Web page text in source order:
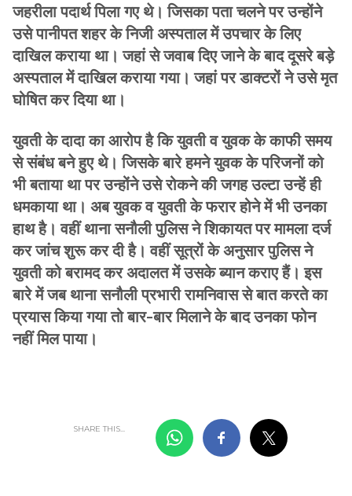
जहरीला पदार्थ पिला गए थे। जिसका पता चलने पर उन्होंने
उसे पानीपत शहर के निजी अस्पताल में उपचार के लिए
दाखिल कराया था। जहां से जवाब दिए जाने के बाद दूसरे बड़े
अस्पताल में दाखिल कराया गया। जहां पर डाक्टरों ने उसे मृत
घोषित कर दिया था।
युवती के दादा का आरोप है कि युवती व युवक के काफी समय
से संबंध बने हुए थे। जिसके बारे हमने युवक के परिजनों को
भी बताया था पर उन्होंने उसे रोकने की जगह उल्टा उन्हें ही
धमकाया था। अब युवक व युवती के फरार होने में भी उनका
हाथ है। वहीं थाना सनौली पुलिस ने शिकायत पर मामला दर्ज
कर जांच शुरू कर दी है। वहीं सूत्रों के अनुसार पुलिस ने
युवती को बरामद कर अदालत में उसके ब्यान कराए हैं। इस
बारे में जब थाना सनौली प्रभारी रामनिवास से बात करते का
प्रयास किया गया तो बार-बार मिलाने के बाद उनका फोन
नहीं मिल पाया।
SHARE THIS...